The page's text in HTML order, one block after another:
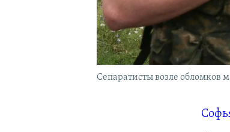
Сепаратисты возле обломков